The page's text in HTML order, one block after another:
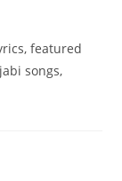
featured
songs,